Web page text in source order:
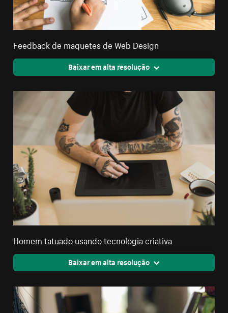
Feedback de maquetes de Web Design
Baixar em alta resolução
Homem tatuado usando tecnologia criativa
Baixar em alta resolução